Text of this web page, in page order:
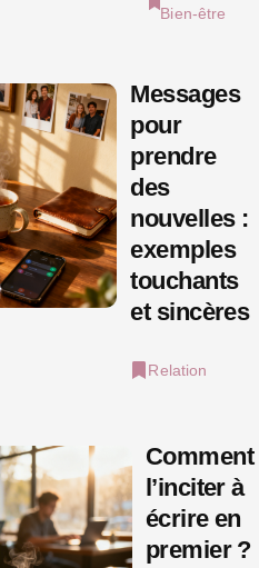
Bien-être
Messages
pour
prendre
des
nouvelles :
exemples
touchants
et sincères
Relation
Comment
l’inciter à
écrire en
premier ?